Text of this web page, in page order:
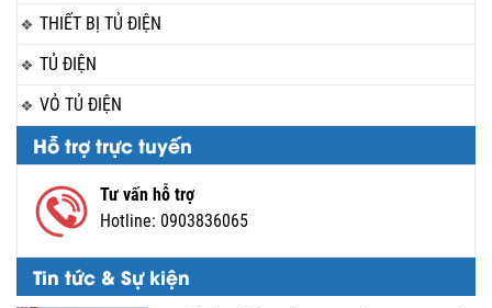
THIẾT BỊ TỦ ĐIỆN
TỦ ĐIỆN
VỎ TỦ ĐIỆN
Hỗ trợ trực tuyến
Tư vấn hỗ trợ
Hotline: 0903836065
Tin tức & Sự kiện